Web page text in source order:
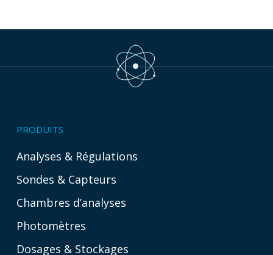
PRODUITS
Analyses & Régulations
Sondes & Capteurs
Chambres d’analyses
Photomètres
Dosages & Stockages